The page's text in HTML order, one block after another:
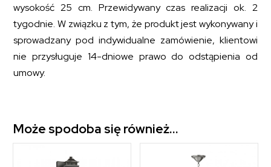
wysokość 25 cm. Przewidywany czas realizacji ok. 2
tygodnie. W związku z tym, że produkt jest wykonywany i
sprowadzany pod indywidualne zamówienie, klientowi
nie przysługuje 14-dniowe prawo do odstąpienia od
umowy.
Może spodoba się również…